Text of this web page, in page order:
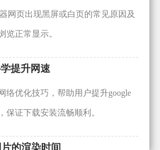
网页出现黑屏或白页的常见原因及
览正常显示。
提升网速
络优化技巧，帮助用户提升google
保证下载安装流畅顺利。
的渲染时间